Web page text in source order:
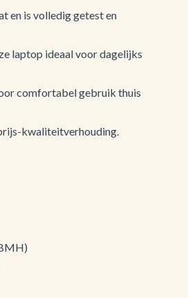
en is volledig getest en
laptop ideaal voor dagelijks
comfortabel gebruik thuis
kwaliteitverhouding.